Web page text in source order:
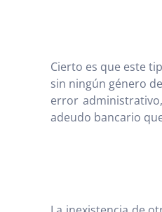
Cierto es que este
sin ningún género
error
adeudo bancario